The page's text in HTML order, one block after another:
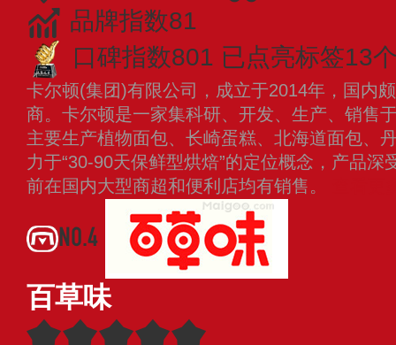
品牌指数81
口碑指数801 已点亮标签13
卡尔顿(集团)有限公司，成立于2014年，国内
商。卡尔顿是一家集科研、开发、生产、销售
主要生产植物面包、长崎蛋糕、北海道面包、
力于“30-90天保鲜型烘焙”的定位概念，产品
前在国内大型商超和便利店均有销售。
NO.4
百草味